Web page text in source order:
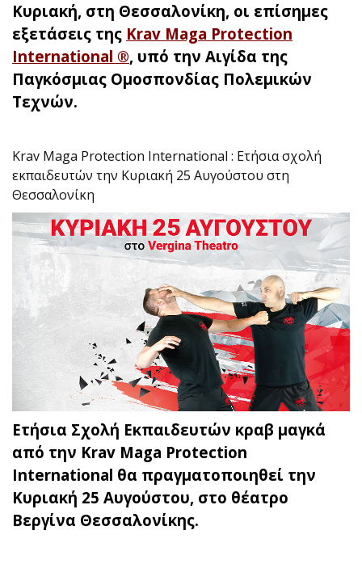
Κυριακή, στη Θεσσαλονίκη, οι επίσημες
εξετάσεις της Krav Maga Protection
International ®, υπό την Αιγίδα της
Παγκόσμιας Ομοσπονδίας Πολεμικών
Τεχνών.
Krav Maga Protection International : Ετήσια σχολή
εκπαιδευτών την Κυριακή 25 Αυγούστου στη
Θεσσαλονίκη
Ετήσια Σχολή Εκπαιδευτών κραβ μαγκά
από την Krav Maga Protection
International θα πραγματοποιηθεί την
Κυριακή 25 Αυγούστου, στο θέατρο
Βεργίνα Θεσσαλονίκης.